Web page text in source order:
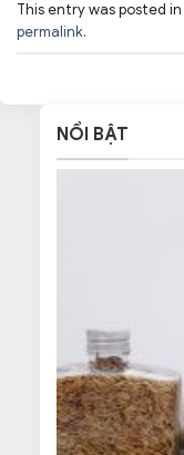
This entry was posted in
permalink.
NỔI BẬT